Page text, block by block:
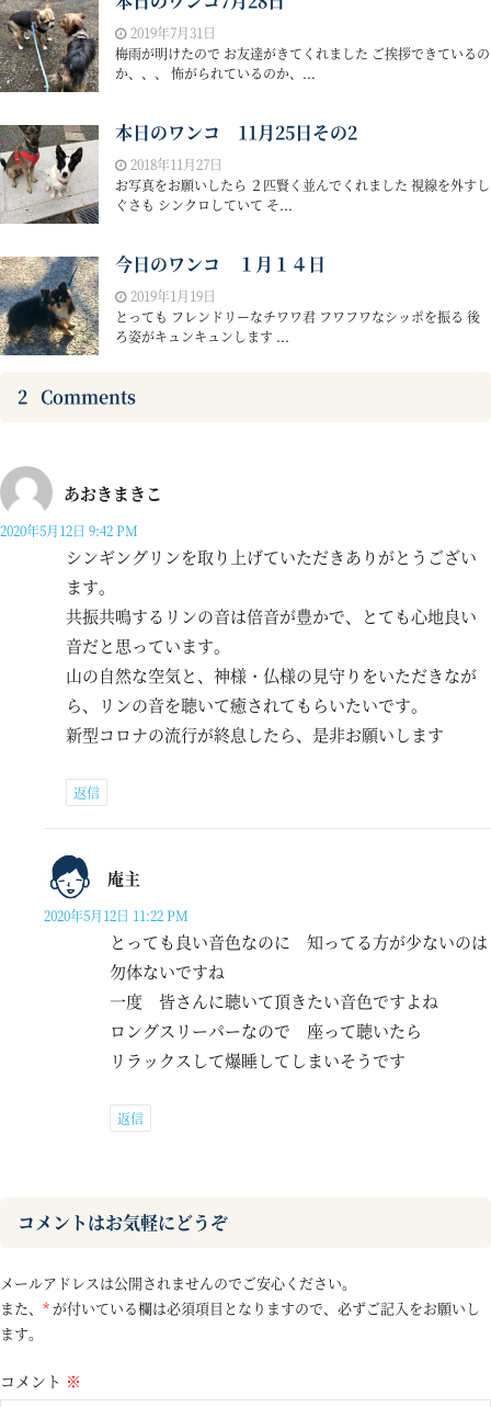
2019年7月31日
梅雨が明けたので お友達がきてくれました ご挨拶できているの
か、、、 怖がられているのか、...
本日のワンコ 11月25日その2
2018年11月27日
お写真をお願いしたら ２匹賢く並んでくれました 視線を外すし
ぐさも シンクロしていて そ...
今日のワンコ １月１４日
2019年1月19日
とっても フレンドリーなチワワ君 フワフワなシッポを振る 後
ろ姿がキュンキュンします ...
2 Comments
あおきまきこ
2020年5月12日 9:42 PM
シンギングリンを取り上げていただきありがとうござい
ます。
共振共鳴するリンの音は倍音が豊かで、とても心地良い
音だと思っています。
山の自然な空気と、神様・仏様の見守りをいただきなが
ら、リンの音を聴いて癒されてもらいたいです。
新型コロナの流行が終息したら、是非お願いします
返信
庵主
2020年5月12日 11:22 PM
とっても良い音色なのに 知ってる方が少ないのは
勿体ないですね
一度 皆さんに聴いて頂きたい音色ですよね
ロングスリーパーなので 座って聴いたら
リラックスして爆睡してしまいそうです
返信
コメントはお気軽にどうぞ
メールアドレスは公開されませんのでご安心ください。
また、 * が付いている欄は必須項目となりますので、必ずご記入をお願いし
ます。
コメント ※